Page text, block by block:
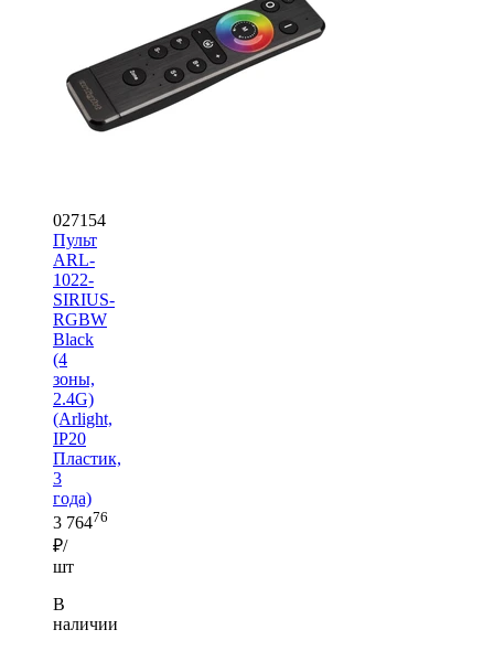
027154
Пульт
ARL-
1022-
SIRIUS-
RGBW
Black
(4
зоны,
2.4G)
(Arlight,
IP20
Пластик,
3
года)
3 76476
₽/
шт
В
наличии